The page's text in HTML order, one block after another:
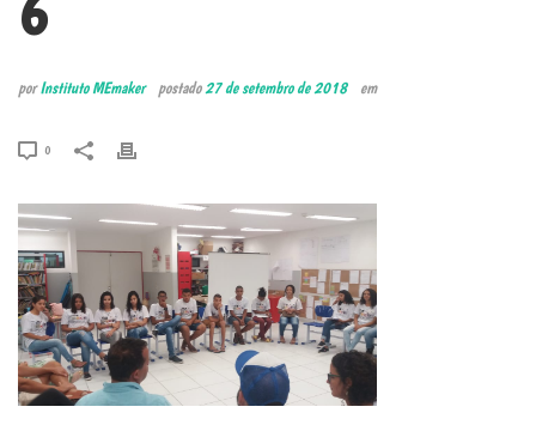
porInstituto MEmaker postado27 de setembro de 2018 em
0